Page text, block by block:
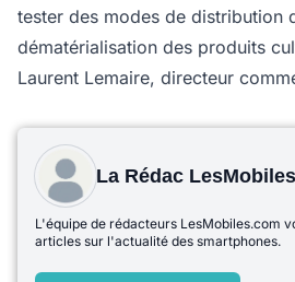
tester des modes de distribution
dématérialisation des produits
Laurent Lemaire, directeur
La Rédac LesMobiles
L'équipe de rédacteurs LesMobiles.com
articles sur l'actualité des smartphones.